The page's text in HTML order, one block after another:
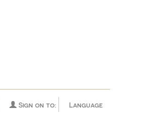
Language
Sign on to: